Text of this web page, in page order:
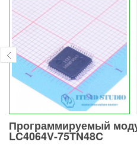
Программируемый
LC4064V-75TN48C